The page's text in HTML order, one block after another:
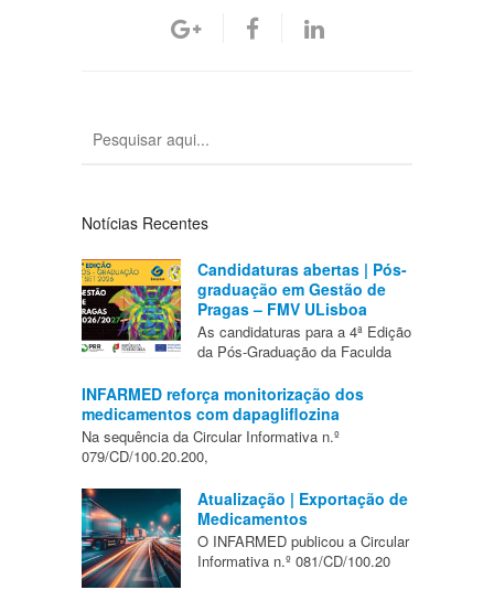
Notícias Recentes
Candidaturas abertas | Pós-
graduação em Gestão de
Pragas – FMV ULisboa
As candidaturas para a 4ª Edição
da Pós-Graduação da Faculda
INFARMED reforça monitorização dos
medicamentos com dapagliflozina
Na sequência da Circular Informativa n.º
079/CD/100.20.200,
Atualização | Exportação de
Medicamentos
O INFARMED publicou a Circular
Informativa n.º 081/CD/100.20